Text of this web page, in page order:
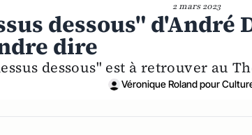
2 mars 2023
dessous"
dire
dessous" est à retrouver au
Véronique Roland pour